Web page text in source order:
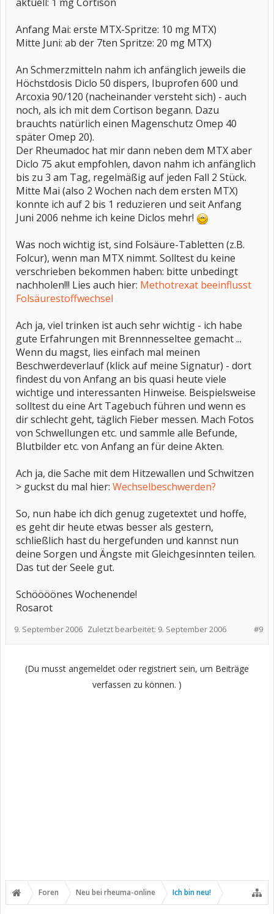
Anfang Mai: erste MTX-Spritze: 10 mg MTX)
Mitte Juni: ab der 7ten Spritze: 20 mg MTX)
An Schmerzmitteln nahm ich anfänglich jeweils die
Höchstdosis Diclo 50 dispers, Ibuprofen 600 und
Arcoxia 90/120 (nacheinander versteht sich) - auch
noch, als ich mit dem Cortison begann. Dazu
brauchts natürlich einen Magenschutz Omep 40
später Omep 20).
Der Rheumadoc hat mir dann neben dem MTX aber
Diclo 75 akut empfohlen, davon nahm ich anfänglich
bis zu 3 am Tag, regelmäßig auf jeden Fall 2 Stück.
Mitte Mai (also 2 Wochen nach dem ersten MTX)
konnte ich auf 2 bis 1 reduzieren und seit Anfang
Juni 2006 nehme ich keine Diclos mehr!
Was noch wichtig ist, sind Folsäure-Tabletten (z.B.
Folcur), wenn man MTX nimmt. Solltest du keine
verschrieben bekommen haben: bitte unbedingt
nachholen!!! Lies auch hier: Methotrexat beeinflusst
Folsäurestoffwechsel
Ach ja, viel trinken ist auch sehr wichtig - ich habe
gute Erfahrungen mit Brennnesseltee gemacht ...
Wenn du magst, lies einfach mal meinen
Beschwerdeverlauf (klick auf meine Signatur) - dort
findest du von Anfang an bis quasi heute viele
wichtige und interessanten Hinweise. Beispielsweise
solltest du eine Art Tagebuch führen und wenn es
dir schlecht geht, täglich Fieber messen. Mach Fotos
von Schwellungen etc. und sammle alle Befunde,
Blutbilder etc. von Anfang an für deine Akten.
Ach ja, die Sache mit dem Hitzewallen und Schwitzen
> guckst du mal hier: Wechselbeschwerden?
So, nun habe ich dich genug zugetextet und hoffe,
es geht dir heute etwas besser als gestern,
schließlich hast du hergefunden und kannst nun
deine Sorgen und Ängste mit Gleichgesinnten teilen.
Das tut der Seele gut.
Schöööönes Wochenende!
Rosarot
#9
9. September 2006 Zuletzt bearbeitet: 9. September 2006
(Du musst angemeldet oder registriert sein, um Beiträge
verfassen zu können. )
Foren Neu bei rheuma-online Ich bin neu!